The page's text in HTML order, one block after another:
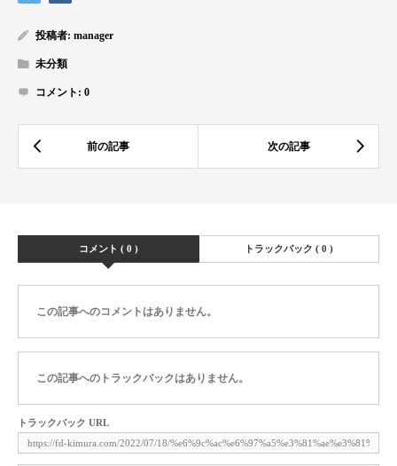
投稿者: manager
未分類
コメント: 0
コメント ( 0 ) トラックバック ( 0 )
この記事へのコメントはありません。
この記事へのトラックバックはありません。
トラックバック URL